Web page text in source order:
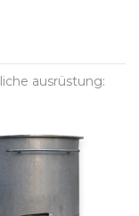
ausrüstung: